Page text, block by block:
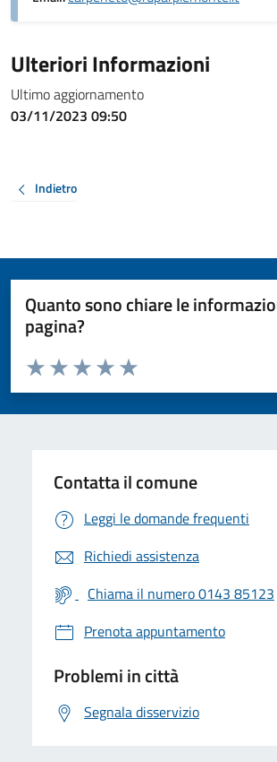
Ulteriori Informazioni
Ultimo aggiornamento
03/11/2023 09:50
Indietro
Quanto sono chiare le
pagina?
Valuta da 1 a 5 stelle la pagina
Valuta 5 stelle su 5
Valuta 4 stelle su 5
Valuta 3 stelle su 5
Valuta 2 stelle su 5
Valuta 1 stelle su 5
Contatta il comune
Leggi le domande frequenti
Richiedi assistenza
Chiama il numero 0143 85123
Prenota appuntamento
Problemi in città
Segnala disservizio